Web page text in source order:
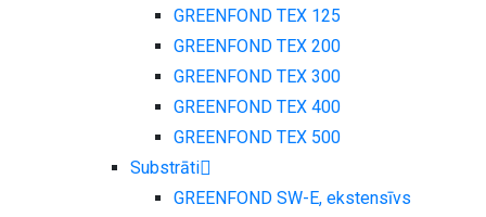
GREENFOND TEX 125
GREENFOND TEX 200
GREENFOND TEX 300
GREENFOND TEX 400
GREENFOND TEX 500
Substrāti
GREENFOND SW-E, ekstensīvs